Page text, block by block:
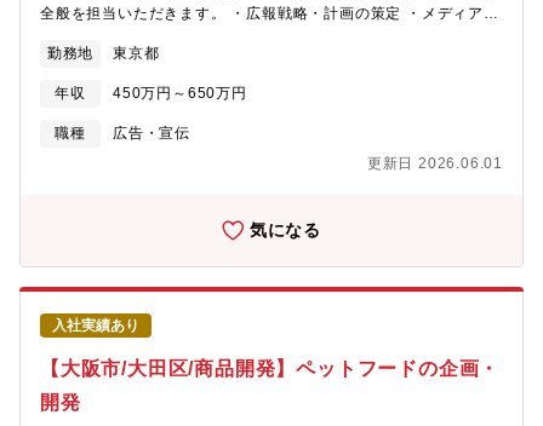
全般を担当いただきます。 ・広報戦略・計画の策定 ・メディアリ
の取材・執筆）など 【採用時の雇用形態】■3パターンでの採用可
能性がございます。①正社員いわゆる無期契約の採用です。ただ
し入社初年度のみ年俸制を採用しております。ご提案の想定年収
が業績や残業時間の増減で変動することを極力防ぐことを目的に
各種手当を含めた年俸をご案内します。2年目より社内規定に沿っ
①とは異なり、2年目以降も能力・職務・業務量等に応じた年俸の
見直し・提示を行います。③有機雇用年俸社員おおむね50歳以上
の方を対象にしております。上記②と同様に毎年年俸の見直し・
提示を行います。また、退職金は対象外となります。契約期間は1
年ごとの更新です。※年棒社員でご入社いただいた後、正社員へ
待遇変更を行う場合もあります。※いずれの雇用パターンでも初
期契約期間（3-6ヶ月）を設ける場合があります。
勤務地 東京都
年収 450万円～650万円
職種
広告・宣伝
更新日 2026.06.01
気になる
入社実績あり
【大阪市/大田区/商品開発】ペットフードの企画・
開発